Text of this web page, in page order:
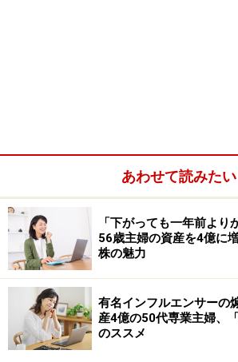
あわせて読みたい
「下がっても一年前より
56歳主婦の資産を4億に
株の魅力
有名インフルエンサーの
産4億の50代専業主婦、
のススメ